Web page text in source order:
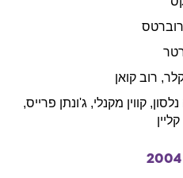
, רוב קואן
נלסון, קווין מקנלי, ג'ונתן פרייס,
קליין
2004